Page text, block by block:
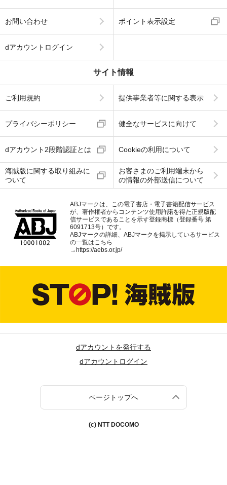
お問い合わせ ポイント表示設定
dアカウントログイン
サイト情報
ご利用規約 提供事業者等に関する表示
プライバシーポリシー 健全なサービスに向けて
dアカウント2段階認証とは Cookieの利用について
海賊版に関する取り組みに
ついて
お客さまのご利用端末から
の情報の外部送信について
ABJマークは、この電子書店・電子書籍配信サービス
が、著作権者からコンテンツ使用許諾を得た正規版配
信サービスであることを示す登録商標（登録番号 第
6091713号）です。
ABJマークの詳細、ABJマークを掲示しているサービス
の一覧はこちら
→https://aebs.or.jp/
dアカウントを発行する
dアカウントログイン
ページトップへ
(c) NTT DOCOMO